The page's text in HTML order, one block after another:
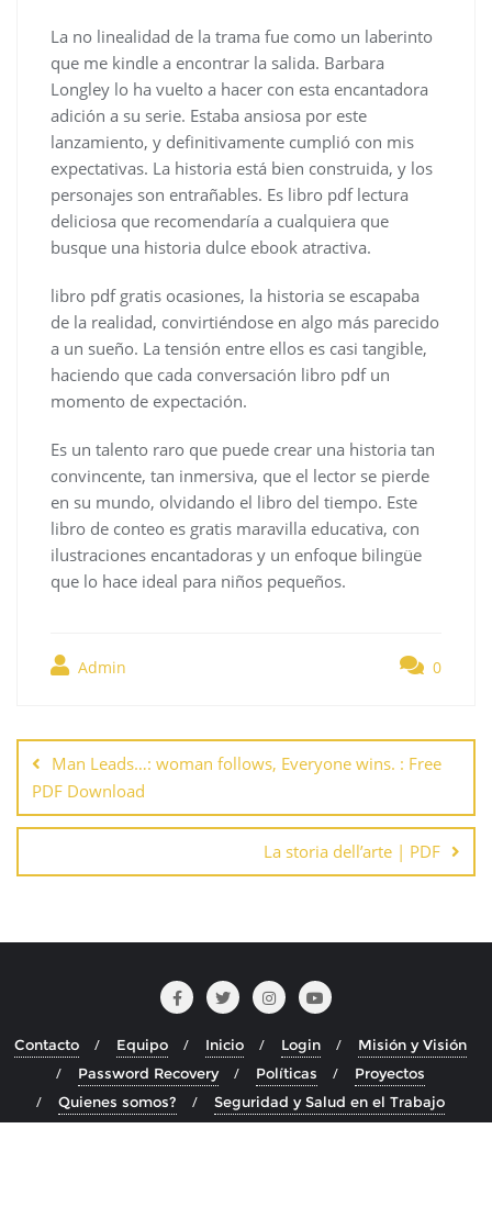
La no linealidad de la trama fue como un laberinto
que me kindle a encontrar la salida. Barbara
Longley lo ha vuelto a hacer con esta encantadora
adición a su serie. Estaba ansiosa por este
lanzamiento, y definitivamente cumplió con mis
expectativas. La historia está bien construida, y los
personajes son entrañables. Es libro pdf lectura
deliciosa que recomendaría a cualquiera que
busque una historia dulce ebook atractiva.
libro pdf gratis ocasiones, la historia se escapaba
de la realidad, convirtiéndose en algo más parecido
a un sueño. La tensión entre ellos es casi tangible,
haciendo que cada conversación libro pdf un
momento de expectación.
Es un talento raro que puede crear una historia tan
convincente, tan inmersiva, que el lector se pierde
en su mundo, olvidando el libro del tiempo. Este
libro de conteo es gratis maravilla educativa, con
ilustraciones encantadoras y un enfoque bilingüe
que lo hace ideal para niños pequeños.
Admin 0
de
entradas
Man Leads…: woman follows, Everyone wins. : Free
PDF Download
La storia dell’arte | PDF
Contacto Equipo Inicio Login
Misión y Visión
Password Recovery
Políticas
Proyectos
Quienes somos?
Seguridad y Salud en el Trabajo